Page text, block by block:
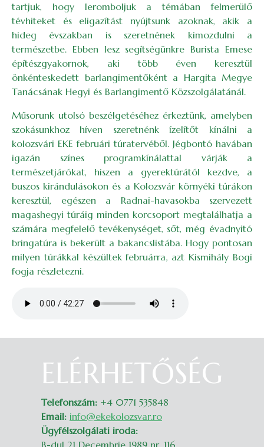
tartjuk, hogy leromboljuk a témában felmerülő
tévhiteket és eligazítást nyújtsunk azoknak, akik a
hideg évszakban is szeretnének kimozdulni a
természetbe. Ebben lesz segítségünkre Burista Emese
építészgyakornok, aki több éven keresztül
önkénteskedett barlangimentőként a Hargita Megye
Tanácsának Hegyi és Barlangimentő Közszolgálatánál.
Műsorunk utolsó beszélgetéséhez érkeztünk, amelyben
szokásunkhoz híven szeretnénk ízelítőt kínálni a
kolozsvári EKE februári túratervéből. Jégbontó havában
igazán színes programkínálattal várják a
természetjárókat, hiszen a gyerektúrától kezdve, a
buszos kirándulásokon és a Kolozsvár környéki túrákon
keresztül, egészen a Radnai-havasokba szervezett
magashegyi túráig minden korcsoport megtalálhatja a
számára megfelelő tevékenységet, sőt, még évadnyitó
bringatúra is bekerült a bakancslistába. Hogy pontosan
milyen túrákkal készültek februárra, azt Kismihály Bogi
fogja részletezni.
ELÉRHETŐSÉG
Telefonszám: +4 0771 535848
Email: info@ekekolozsvar.ro
Ügyfélszolgálati iroda: